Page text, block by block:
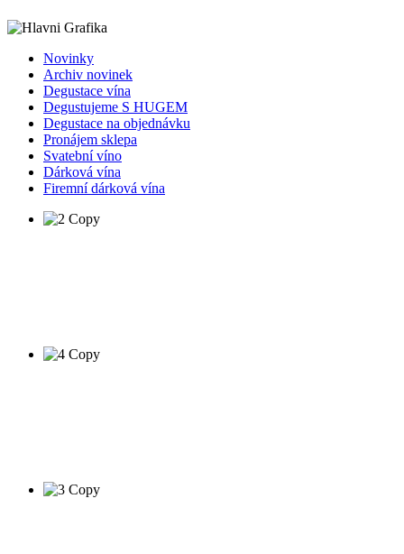
Novinky
Archiv novinek
Degustace vína
Degustujeme S HUGEM
Degustace na objednávku
Pronájem sklepa
Svatební víno
Dárková vína
Firemní dárková vína